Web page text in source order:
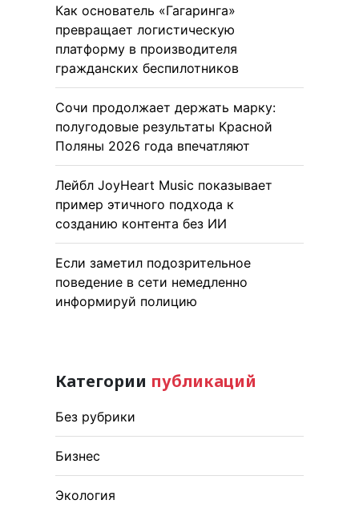
Как основатель «Гагаринга»
превращает логистическую
платформу в производителя
гражданских беспилотников
Сочи продолжает держать марку:
полугодовые результаты Красной
Поляны 2026 года впечатляют
Лейбл JoyHeart Music показывает
пример этичного подхода к
созданию контента без ИИ
Если заметил подозрительное
поведение в сети немедленно
информируй полицию
Категории публикаций
Без рубрики
Бизнес
Экология